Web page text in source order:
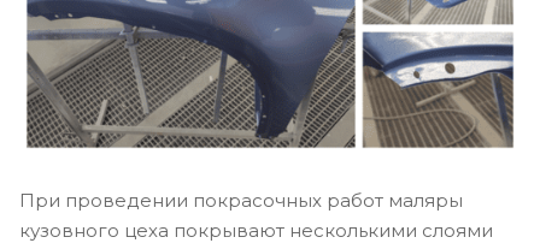
При проведении покрасочных работ маляры
кузовного цеха покрывают несколькими слоями